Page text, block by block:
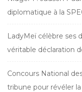
diplomatique à la
LadyMeï célèbre ses
véritable déclaration
Concours National
tribune pour révéler